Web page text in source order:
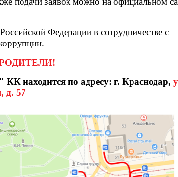
Федерации в сотрудничестве с
находится по адресу: г. Краснодар,
д. 57